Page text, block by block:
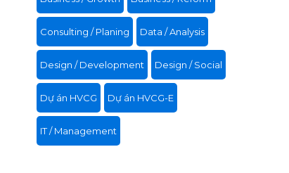
Consulting / Planing Data / Analysis
Design / Development Design / Social
Dự án HVCG Dự án HVCG-E
IT / Management